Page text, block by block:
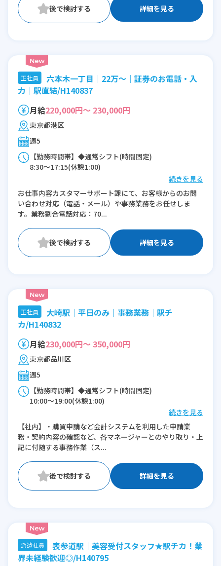
詳細を見る
正社員
六本木一丁目│22万～│証券のお電話・入
力｜駅直結/H140837
月給220,000円～ 230,000円
東京都港区
週5
【勤務時間帯】◆通常シフト(時間固定)
8:30〜17:15(休憩1:00)
続きを見る
お仕事内容カスタマーサポート課にて、お客様からのお問
い合わせ対応（電話・メール）や事務業務をお任せしま
す。業務割合電話対応：70...
詳細を見る
正社員
大崎駅｜平日のみ｜事務業務｜駅チ
カ/H140832
月給230,000円～ 350,000円
東京都品川区
週5
【勤務時間帯】◆通常シフト(時間固定)
10:00〜19:00(休憩1:00)
※残業：10時間程度/月
続きを見る
【社内】・購買申請など会計システムを利用した申請業
務・契約内容の確認など、各マネージャーとのやり取り・上
記に付随する事務作業（ス...
詳細を見る
派遣社員
表参道駅｜美容受付スタッフ★駅チカ！業
界未経験歓迎◎/H140795